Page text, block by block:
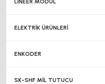
LİNEER MODÜL
ELEKTRİK ÜRÜNLERİ
ENKODER
SK-SHF MİL TUTUCU